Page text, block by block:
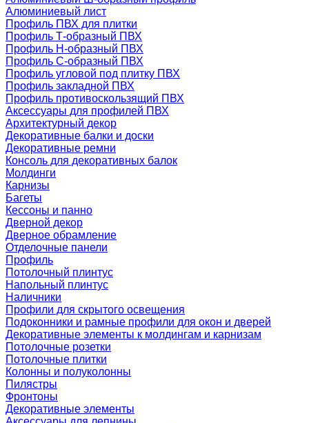
Алюминиевый лист
Профиль ПВХ для плитки
Профиль Т-образный ПВХ
Профиль H-образный ПВХ
Профиль C-образный ПВХ
Профиль угловой под плитку ПВХ
Профиль закладной ПВХ
Профиль противоскользящий ПВХ
Аксессуары для профилей ПВХ
Архитектурный декор
Декоративные балки и доски
Декоративные ремни
Консоль для декоративных балок
Молдинги
Карнизы
Багеты
Кессоны и панно
Дверной декор
Дверное обрамление
Отделочные панели
Профиль
Потолочный плинтус
Напольный плинтус
Наличники
Профили для скрытого освещения
Подоконники и рамные профили для окон и дверей
Декоративные элементы к молдингам и карнизам
Потолочные розетки
Потолочные плитки
Колонны и полуколонны
Пилястры
Фронтоны
Декоративные элементы